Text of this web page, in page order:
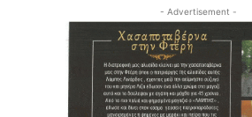
- Advertisement -